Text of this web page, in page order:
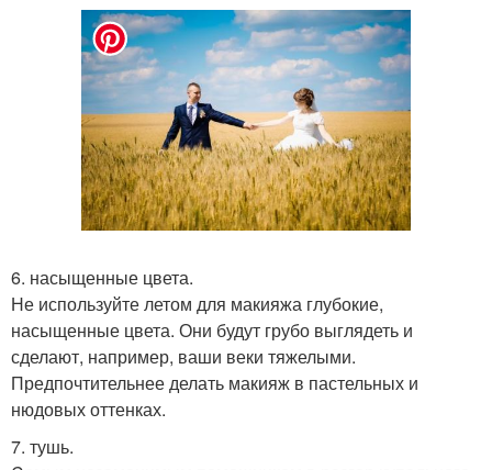
6. насыщенные цвета.
Не используйте летом для макияжа глубокие,
насыщенные цвета. Они будут грубо выглядеть и
сделают, например, ваши веки тяжелыми.
Предпочтительнее делать макияж в пастельных и
нюдовых оттенках.
7. тушь.